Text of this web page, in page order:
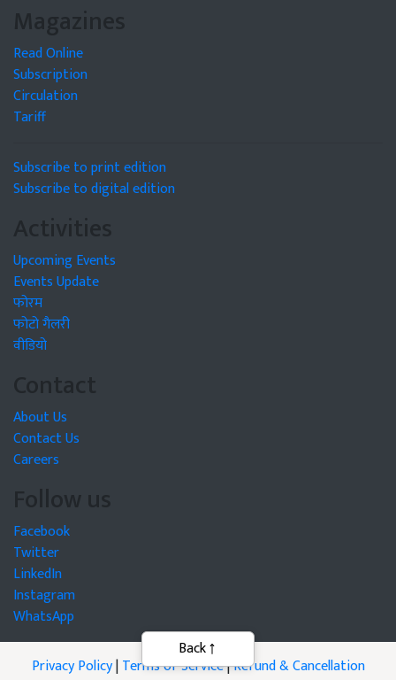
Magazines
Read Online
Subscription
Circulation
Tariff
Subscribe to print edition
Subscribe to digital edition
Activities
Upcoming Events
Events Update
फोरम
फोटो गैलरी
वीडियो
Contact
About Us
Contact Us
Careers
Follow us
Facebook
Twitter
LinkedIn
Instagram
WhatsApp
Privacy Policy|Terms of Service|Refund & Cancellation